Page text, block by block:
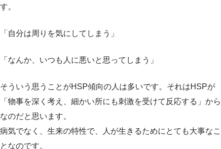
す。
「自分は周りを気にしてしまう」
「なんか、いつも人に悪いと思ってしまう」
そういう思うことがHSP傾向の人は多いです。それはHSPが
「物事を深く考え、細かい所にも刺激を受けて反応する」から
なのだと思います。
病気でなく、生来の特性で、人が生きるためにとても大事なこ
となのです。